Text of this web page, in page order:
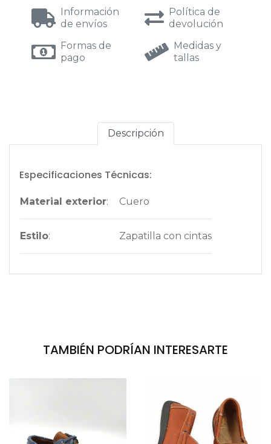
Información
de envíos
Política de
devolución
Formas de
pago
Medidas y
tallas
Descripción
Especificaciones Técnicas:
Material exterior: Cuero
Estilo: Zapatilla con cintas
TAMBIÉN PODRÍAN INTERESARTE